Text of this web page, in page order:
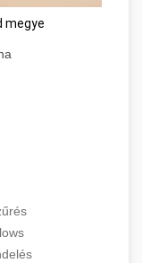
megye